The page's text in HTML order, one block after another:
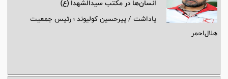
پیشبرد برنامه‌های ملی است.
انسان‌ها در مکتب سیدالشهدا (ع)
یاداشت / پیرحسین کولیوند ؛ رئیس جمعیت
هلال‌احمر